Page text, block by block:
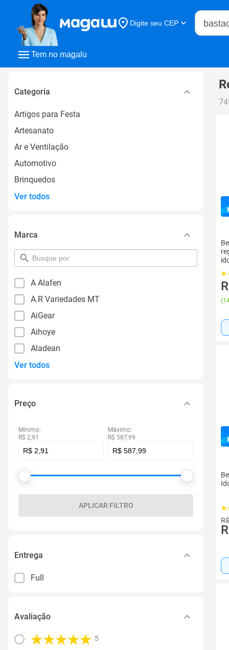
Tem no magalu
Digite seu CEP
Buscar
Categoria
Artigos para Festa
Artesanato
Ar e Ventilação
Automotivo
Brinquedos
Ver todos
Marca
pesquisar
por
A Alafen
A.R Variedades MT
AiGear
Aihoye
Aladean
Ver todos
Preço
Mínimo:
R$ 2,91
Máximo:
R$ 587,99
APLICAR FILTRO
Entrega
Full
Avaliação
5
(